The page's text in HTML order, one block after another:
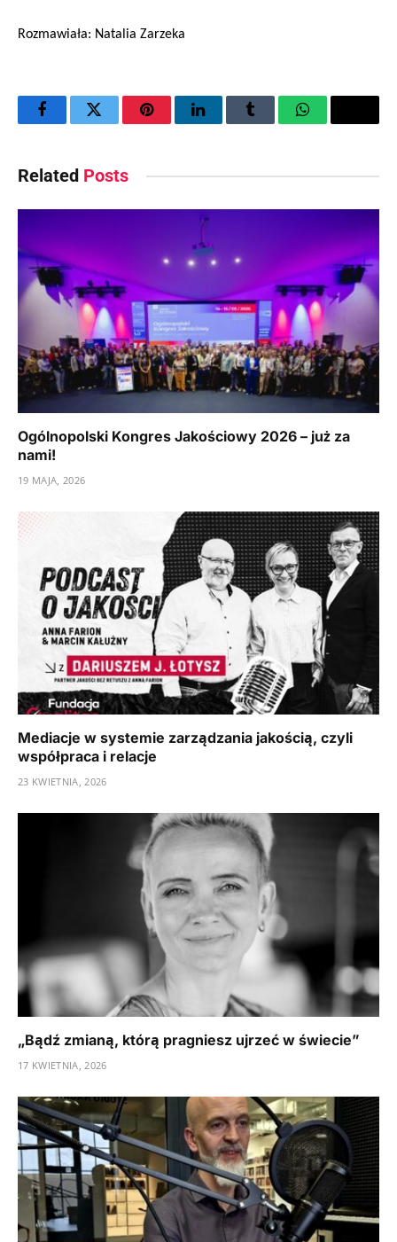
Rozmawiała: Natalia Zarzeka
FacebookTwitter PinterestLinkedInTumblr WhatsAppEmail
Related Posts
Ogólnopolski Kongres Jakościowy 2026 – już za
nami!
19 MAJA, 2026
Mediacje w systemie zarządzania jakością, czyli
współpraca i relacje
23 KWIETNIA, 2026
„Bądź zmianą, którą pragniesz ujrzeć w świecie”
17 KWIETNIA, 2026